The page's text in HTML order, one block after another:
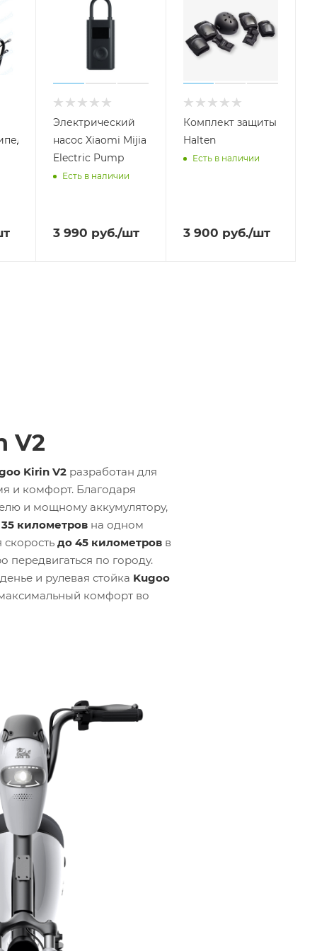
Электрический
насос Xiaomi Mijia
Electric Pump
Есть в наличии
3 990 руб./шт
Комплект защиты
Halten
Есть в наличии
3 900 руб./шт
V2
Kirin V2 разработан для
и комфорт. Благодаря
и мощному аккумулятору,
километров на одном
до 45 километров в
передвигаться по городу.
и рулевая стойка Kugoo
комфорт во